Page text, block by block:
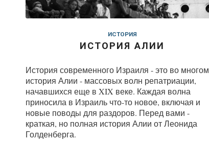
ИСТОРИЯ
ИСТОРИЯ АЛИИ
История современного Израиля - это во многом
история Алии - массовых волн репатриации,
начавшихся еще в XIX веке. Каждая волна
приносила в Израиль что-то новое, включая и
новые поводы для раздоров. Перед вами -
краткая, но полная история Алии от Леонида
Голденберга.